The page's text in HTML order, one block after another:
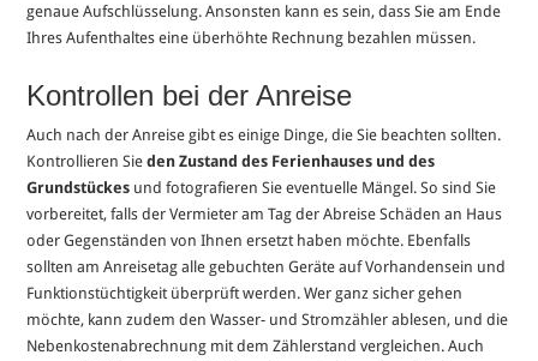
genaue Aufschlüsselung. Ansonsten kann es sein, dass Sie am Ende
Ihres Aufenthaltes eine überhöhte Rechnung bezahlen müssen.
Kontrollen bei der Anreise
Auch nach der Anreise gibt es einige Dinge, die Sie beachten sollten.
Kontrollieren Sieden Zustand des Ferienhauses und des
Grundstückes und fotografieren Sie eventuelle Mängel. So sind Sie
vorbereitet, falls der Vermieter am Tag der Abreise Schäden an Haus
oder Gegenständen von Ihnen ersetzt haben möchte. Ebenfalls
sollten am Anreisetag alle gebuchten Geräte auf Vorhandensein und
Funktionstüchtigkeit überprüft werden. Wer ganz sicher gehen
möchte, kann zudem den Wasser- und Stromzähler ablesen, und die
Nebenkostenabrechnung mit dem Zählerstand vergleichen. Auch